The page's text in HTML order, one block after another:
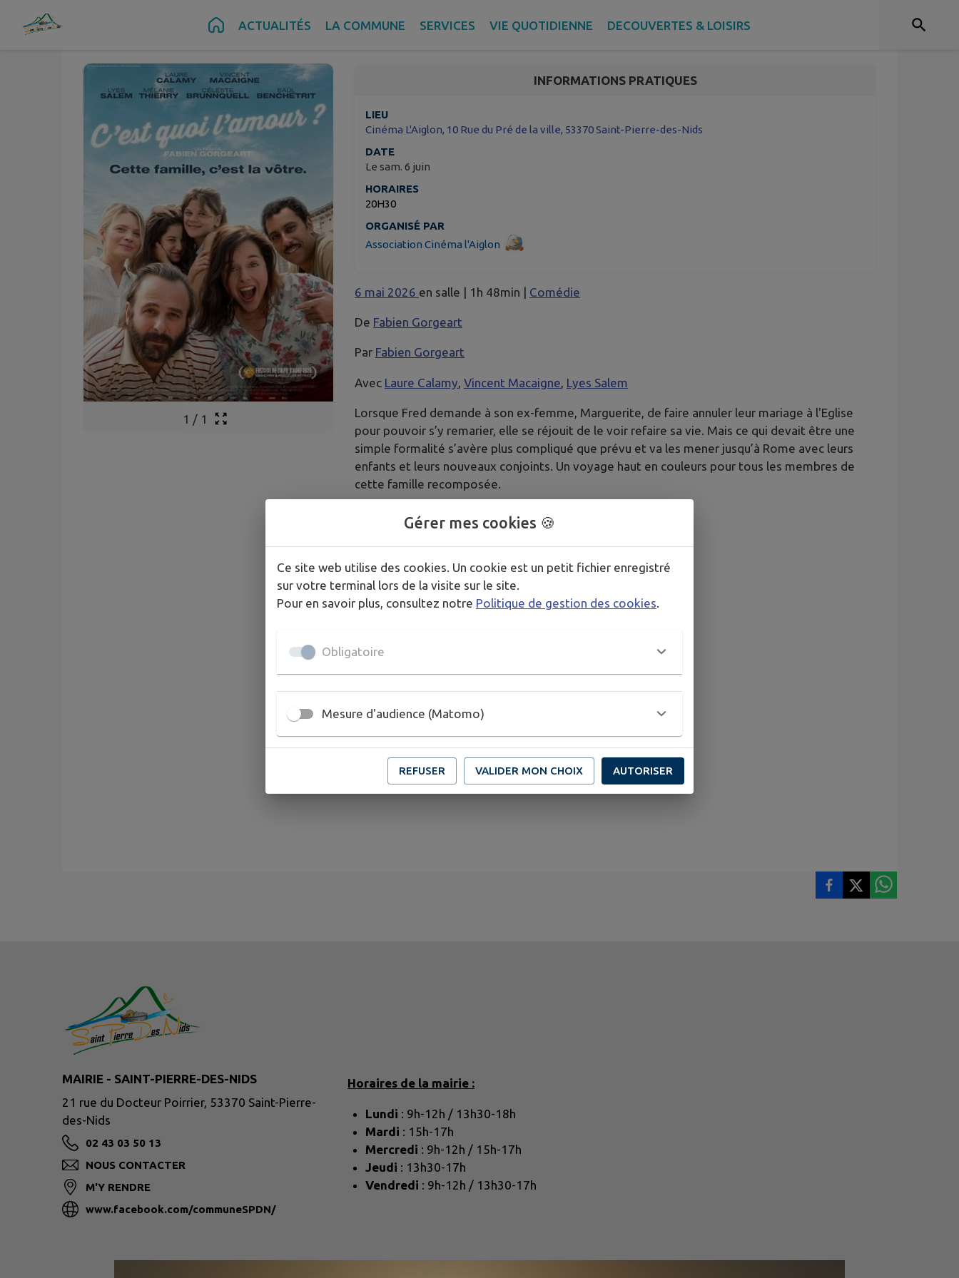
Contenu Pied de page
ACTUALITÉS LA COMMUNE SERVICES VIE QUOTIDIENNE DECOUVERTES & LOISIRS
06
Sam.
1 / 1
INFORMATIONS PRATIQUES
LIEU
Cinéma L'Aiglon, 10 Rue du Pré de la ville, 53370 Saint-Pierre-des-Nids
DATE
Le sam. 6 juin
HORAIRES
20H30
ORGANISÉ PAR
Association Cinéma l'Aiglon
6 mai 2026 en salle | 1h 48min | Comédie
De Fabien Gorgeart
Par Fabien Gorgeart
Avec Laure Calamy Vincent Macaigne Lyes Salem
Lorsque Fred demande à son ex-femme, Marguerite, de faire annuler leur mariage à l'Eglise
pour pouvoir s’y remarier, elle se réjouit de le voir refaire sa vie. Mais ce qui devait être une
simple formalité s’avère plus compliqué que prévu et va les mener jusqu’à Rome avec leurs
enfants et leurs nouveaux conjoints. Un voyage haut en couleurs pour tous les membres de
cette famille recomposée.
MAIRIE - SAINT-PIERRE-DES-NIDS
21 rue du Docteur Poirrier, 53370 Saint-Pierre-
des-Nids
02 43 03 50 13
NOUS CONTACTER
M'Y RENDRE
www.facebook.com/communeSPDN/
Horaires de la mairie :
Lundi : 9h-12h / 13h30-18h
Mardi : 15h-17h
Mercredi : 9h-12h / 15h-17h
Jeudi : 13h30-17h
Vendredi : 9h-12h / 13h30-17h
Gérer mes cookies 🍪
Ce site web utilise des cookies. Un cookie est un petit fichier enregistré
sur votre terminal lors de la visite sur le site.
Pour en savoir plus, consultez notre Politique de gestion des cookies
Obligatoire
Mesure d'audience (Matomo)
REFUSER VALIDER MON CHOIX AUTORISER